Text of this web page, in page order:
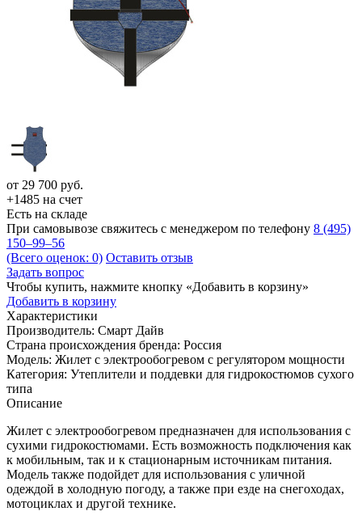
от 29 700 руб.
+1485 на счет
Есть на складе
При самовывозе свяжитесь с менеджером по телефону 8 (495)
150–99–56
(Всего оценок: 0) Оставить отзыв
Задать вопрос
Чтобы купить, нажмите кнопку «Добавить в корзину»
Добавить в корзину
Характеристики
Производитель: Смарт Дайв
Страна происхождения бренда: Россия
Модель: Жилет с электрообогревом с регулятором мощности
Категория: Утеплители и поддевки для гидрокостюмов сухого
типа
Описание
Жилет с электрообогревом предназначен для использования с
сухими гидрокостюмами. Есть возможность подключения как
к мобильным, так и к стационарным источникам питания.
Модель также подойдет для использования с уличной
одеждой в холодную погоду, а также при езде на снегоходах,
мотоциклах и другой технике.